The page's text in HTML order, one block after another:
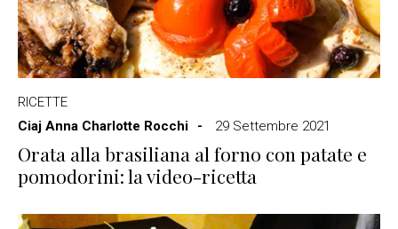
RICETTE
Ciaj Anna Charlotte Rocchi
29 Settembre 2021
Orata alla brasiliana al forno con patate e
pomodorini: la video-ricetta